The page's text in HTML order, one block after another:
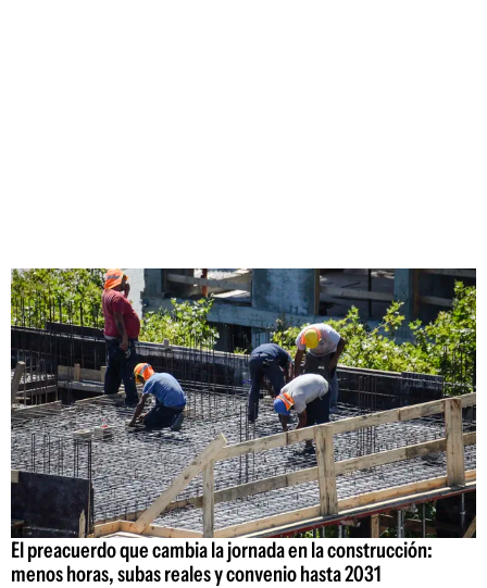
El preacuerdo que cambia la jornada en la construcción:
menos horas, subas reales y convenio hasta 2031